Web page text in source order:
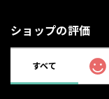
ショップの評価
すべて